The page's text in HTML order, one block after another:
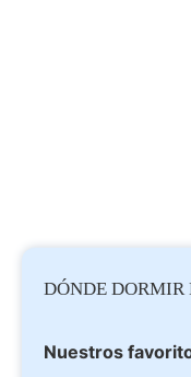
DÓNDE DORMIR
Nuestros